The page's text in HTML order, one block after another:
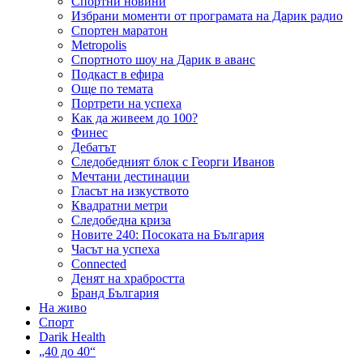
Избрани моменти от програмата на Дарик радио
Спортен маратон
Metropolis
Спортното шоу на Дарик в аванс
Подкаст в ефира
Още по темата
Портрети на успеха
Как да живеем до 100?
Финес
Дебатът
Следобедният блок с Георги Иванов
Мечтани дестинации
Гласът на изкуството
Квадратни метри
Следобедна криза
Новите 240: Посоката на България
Часът на успеха
Connected
Денят на храбростта
Бранд България
На живо
Спорт
Darik Health
„40 до 40“